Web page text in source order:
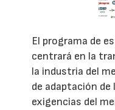
El programa de
centrará en la
la industria del
de adaptación de
exigencias del